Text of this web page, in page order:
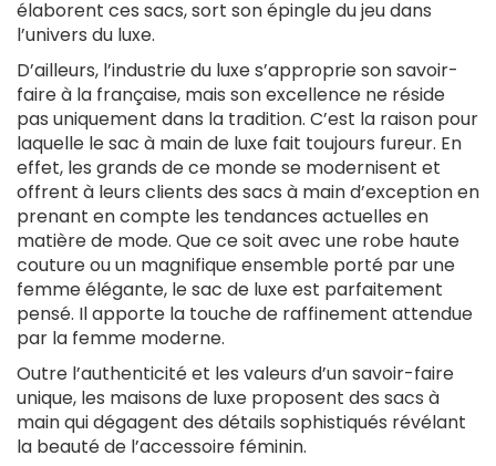
élaborent ces sacs, sort son épingle du jeu dans
l’univers du luxe.
D’ailleurs, l’industrie du luxe s’approprie son savoir-
faire à la française, mais son excellence ne réside
pas uniquement dans la tradition. C’est la raison pour
laquelle le sac à main de luxe fait toujours fureur. En
effet, les grands de ce monde se modernisent et
offrent à leurs clients des sacs à main d’exception en
prenant en compte les tendances actuelles en
matière de mode. Que ce soit avec une robe haute
couture ou un magnifique ensemble porté par une
femme élégante, le sac de luxe est parfaitement
pensé. Il apporte la touche de raffinement attendue
par la femme moderne.
Outre l’authenticité et les valeurs d’un savoir-faire
unique, les maisons de luxe proposent des sacs à
main qui dégagent des détails sophistiqués révélant
la beauté de l’accessoire féminin.